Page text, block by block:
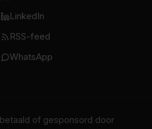
LinkedIn
RSS-feed
WhatsApp
of gesponsord door